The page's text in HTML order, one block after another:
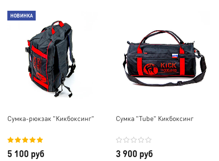
НОВИНКА
Сумка-рюкзак "Кикбоксинг"
5 100 руб
Сумка "Tube" Кикбоксинг
3 900 руб